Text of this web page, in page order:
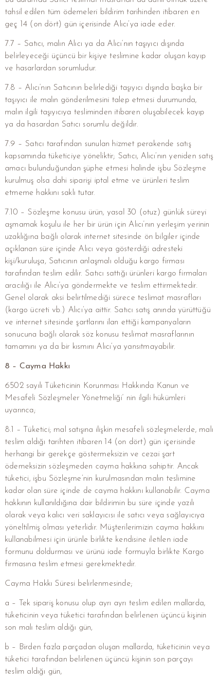
tahsil edilen tüm ödemeleri bildirim tarihinden itibaren en
geç 14 (on dört) gün içerisinde Alıcı’ya iade eder.
7.7 – Satıcı, malın Alıcı ya da Alıcı’nın taşıyıcı dışında
belirleyeceği üçüncü bir kişiye teslimine kadar oluşan kayıp
ve hasarlardan sorumludur.
7.8 – Alıcı’nın Satıcının belirlediği taşıyıcı dışında başka bir
taşıyıcı ile malın gönderilmesini talep etmesi durumunda,
malın ilgili taşıyıcıya tesliminden itibaren oluşabilecek kayıp
ya da hasardan Satıcı sorumlu değildir.
7.9 – Satıcı tarafından sunulan hizmet perakende satış
kapsamında tüketiciye yöneliktir; Satıcı, Alıcı’nın yeniden satış
amacı bulunduğundan şüphe etmesi halinde işbu Sözleşme
kurulmuş olsa dahi siparişi iptal etme ve ürünleri teslim
etmeme hakkını saklı tutar.
7.10 – Sözleşme konusu ürün, yasal 30 (otuz) günlük süreyi
aşmamak koşulu ile her bir ürün için Alıcı’nın yerleşim yerinin
uzaklığına bağlı olarak internet sitesinde ön bilgiler içinde
açıklanan süre içinde Alıcı veya gösterdiği adresteki
kişi/kuruluşa, Satıcının anlaşmalı olduğu kargo firması
tarafından teslim edilir. Satıcı sattığı ürünleri kargo firmaları
aracılığı ile Alıcı’ya göndermekte ve teslim ettirmektedir.
Genel olarak aksi belirtilmediği sürece teslimat masrafları
(kargo ücreti vb.) Alıcı’ya aittir. Satıcı satış anında yürüttüğü
ve internet sitesinde şartlarını ilan ettiği kampanyaların
sonucuna bağlı olarak söz konusu teslimat masraflarının
tamamını ya da bir kısmını Alıcı’ya yansıtmayabilir.
8 – Cayma Hakkı
6502 sayılı Tüketicinin Korunması Hakkında Kanun ve
Mesafeli Sözleşmeler Yönetmeliği’ nin ilgili hükümleri
uyarınca;
8.1 – Tüketici; mal satışına ilişkin mesafeli sözleşmelerde, malı
teslim aldığı tarihten itibaren 14 (on dört) gün içerisinde
herhangi bir gerekçe göstermeksizin ve cezai şart
ödemeksizin sözleşmeden cayma hakkına sahiptir. Ancak
tüketici, işbu Sözleşme’nin kurulmasından malın teslimine
kadar olan süre içinde de cayma hakkını kullanabilir. Cayma
hakkının kullanıldığına dair bildirimin bu süre içinde yazılı
olarak veya kalıcı veri saklayıcısı ile satıcı veya sağlayıcıya
yöneltilmiş olması yeterlidir. Müşterilerimizin cayma hakkını
kullanabilmesi için ürünle birlikte kendisine iletilen iade
formunu doldurması ve ürünü iade formuyla birlikte Kargo
firmasına teslim etmesi gerekmektedir.
Cayma Hakkı Süresi belirlenmesinde;
a – Tek sipariş konusu olup ayrı ayrı teslim edilen mallarda,
tüketicinin veya tüketici tarafından belirlenen üçüncü kişinin
son malı teslim aldığı gün,
b – Birden fazla parçadan oluşan mallarda, tüketicinin veya
tüketici tarafından belirlenen üçüncü kişinin son parçayı
teslim aldığı gün,